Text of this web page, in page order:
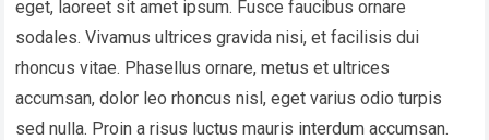
eget, laoreet sit amet ipsum. Fusce faucibus ornare
sodales. Vivamus ultrices gravida nisi, et facilisis dui
rhoncus vitae. Phasellus ornare, metus et ultrices
accumsan, dolor leo rhoncus nisl, eget varius odio turpis
sed nulla. Proin a risus luctus mauris interdum accumsan.